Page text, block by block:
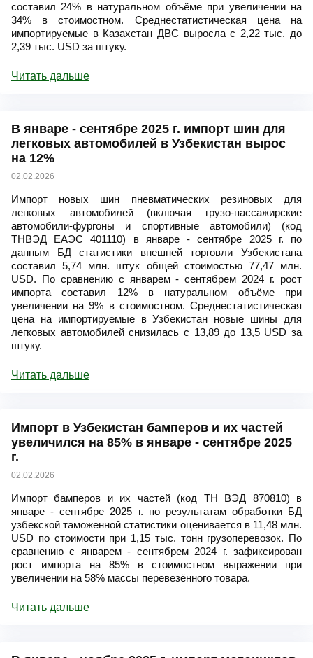
составил 24% в натуральном объёме при увеличении на
34% в стоимостном. Среднестатистическая цена на
импортируемые в Казахстан ДВС выросла с 2,22 тыс. до
2,39 тыс. USD за штуку.
Читать дальше
В январе - сентябре 2025 г. импорт шин для
легковых автомобилей в Узбекистан вырос
на 12%
02.02.2026
Импорт новых шин пневматических резиновых для
легковых автомобилей (включая грузо-пассажирские
автомобили-фургоны и спортивные автомобили) (код
ТНВЭД ЕАЭС 401110) в январе - сентябре 2025 г. по
данным БД статистики внешней торговли Узбекистана
составил 5,74 млн. штук общей стоимостью 77,47 млн.
USD. По сравнению с январем - сентябрем 2024 г. рост
импорта составил 12% в натуральном объёме при
увеличении на 9% в стоимостном. Среднестатистическая
цена на импортируемые в Узбекистан новые шины для
легковых автомобилей снизилась с 13,89 до 13,5 USD за
штуку.
Читать дальше
Импорт в Узбекистан бамперов и их частей
увеличился на 85% в январе - сентябре 2025
г.
02.02.2026
Импорт бамперов и их частей (код ТН ВЭД 870810) в
январе - сентябре 2025 г. по результатам обработки БД
узбекской таможенной статистики оценивается в 11,48 млн.
USD по стоимости при 1,15 тыс. тонн грузоперевозок. По
сравнению с январем - сентябрем 2024 г. зафиксирован
рост импорта на 85% в стоимостном выражении при
увеличении на 58% массы перевезённого товара.
Читать дальше